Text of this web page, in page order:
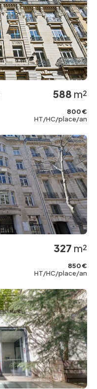
588 m²
800 €
HT/HC/place/an
327 m²
850 €
HT/HC/place/an